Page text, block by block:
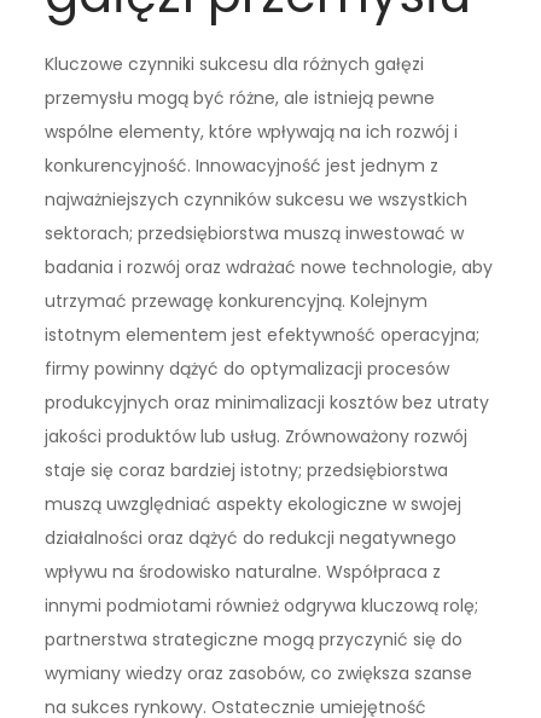
Kluczowe czynniki sukcesu dla różnych gałęzi
przemysłu mogą być różne, ale istnieją pewne
wspólne elementy, które wpływają na ich rozwój i
konkurencyjność. Innowacyjność jest jednym z
najważniejszych czynników sukcesu we wszystkich
sektorach; przedsiębiorstwa muszą inwestować w
badania i rozwój oraz wdrażać nowe technologie, aby
utrzymać przewagę konkurencyjną. Kolejnym
istotnym elementem jest efektywność operacyjna;
firmy powinny dążyć do optymalizacji procesów
produkcyjnych oraz minimalizacji kosztów bez utraty
jakości produktów lub usług. Zrównoważony rozwój
staje się coraz bardziej istotny; przedsiębiorstwa
muszą uwzględniać aspekty ekologiczne w swojej
działalności oraz dążyć do redukcji negatywnego
wpływu na środowisko naturalne. Współpraca z
innymi podmiotami również odgrywa kluczową rolę;
partnerstwa strategiczne mogą przyczynić się do
wymiany wiedzy oraz zasobów, co zwiększa szanse
na sukces rynkowy. Ostatecznie umiejętność